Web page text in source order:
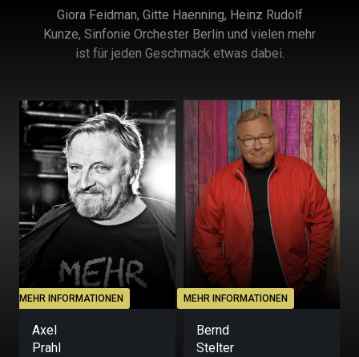
Giora Feidman, Gitte Haenning, Heinz Rudolf
Kunze, Sinfonie Orchester Berlin und vielen mehr
ist für jeden Geschmack etwas dabei.
MEHR INFORMATIONEN
Axel
Prahl
MEHR INFORMATIONEN
Bernd
Stelter